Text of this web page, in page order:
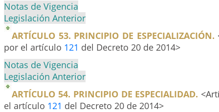
Notas de Vigencia
Legislación Anterior
ARTÍCULO 53. PRINCIPIO DE ESPECIALIZACIÓN.
por el artículo 121 del Decreto 20 de 2014>
Notas de Vigencia
Legislación Anterior
ARTÍCULO 54. PRINCIPIO DE ESPECIALIDAD.
el artículo 121 del Decreto 20 de 2014>